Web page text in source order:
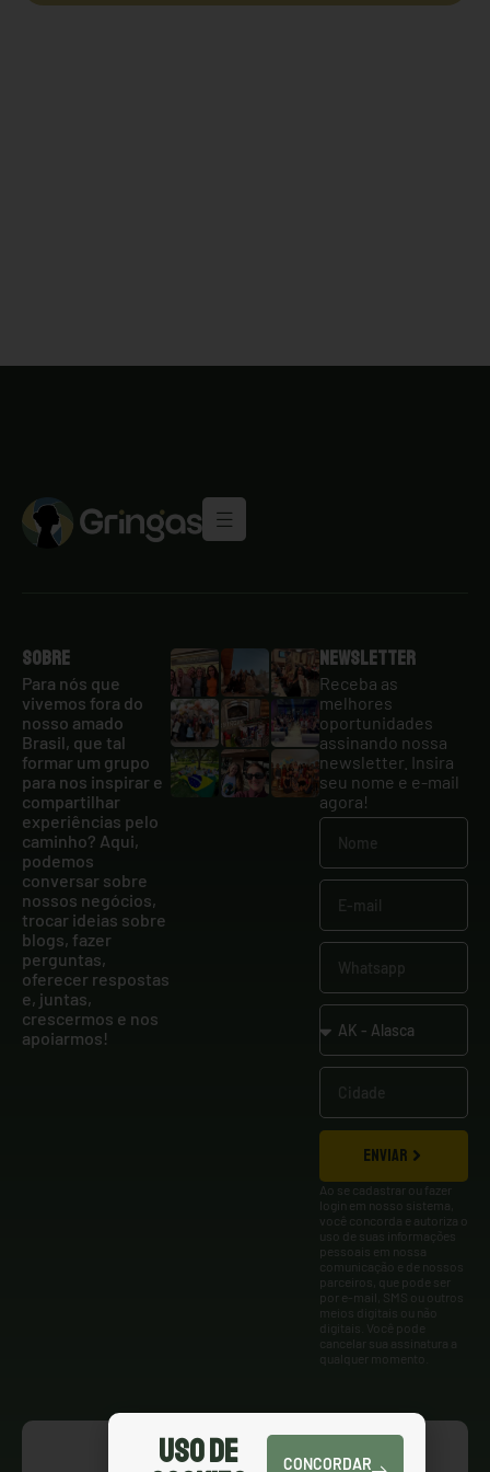
Sobre
Para nós que
vivemos fora do
nosso amado
Brasil, que tal
formar um grupo
para nos inspirar e
compartilhar
experiências pelo
caminho? Aqui,
podemos
conversar sobre
nossos negócios,
trocar ideias sobre
blogs, fazer
perguntas,
oferecer respostas
e, juntas,
crescermos e nos
apoiarmos!
Newsletter
Receba as
melhores
oportunidades
assinando nossa
newsletter. Insira
seu nome e e-mail
agora!
ENVIAR
Ao se cadastrar ou fazer
login em nosso sistema,
você concorda e autoriza o
uso de suas informações
pessoais em nossa
comunicação e de nossos
parceiros, que pode ser
por e-mail, SMS ou outros
meios digitais ou não
digitais. Você pode
cancelar sua assinatura a
qualquer momento.
Uso de
CONCORDAR